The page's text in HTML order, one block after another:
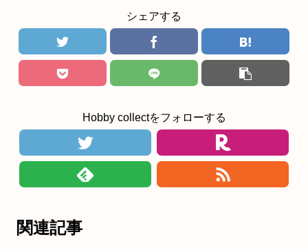
シェアする
Hobby collectをフォローする
関連記事